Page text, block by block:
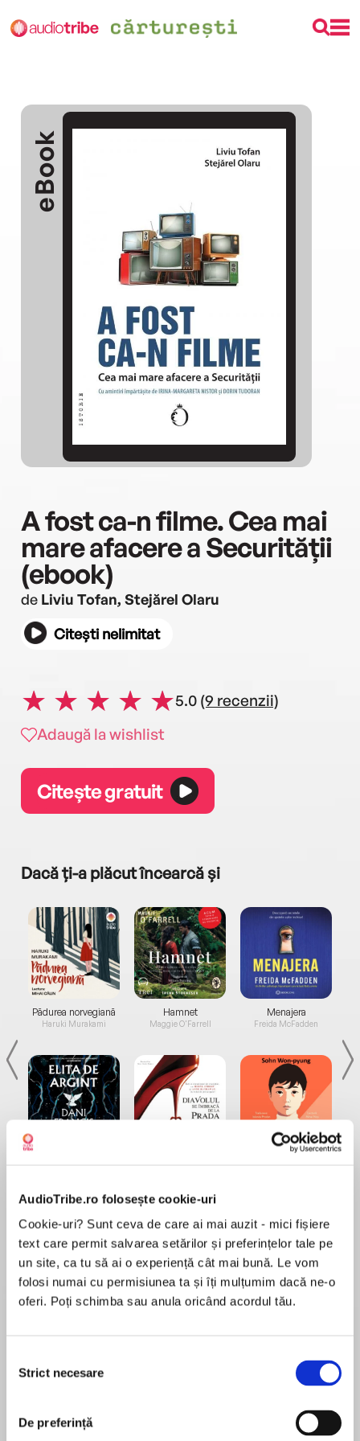
AudioTribe.ro folosește cookie-uri
Cookie-uri? Sunt ceva de care ai mai auzit - mici fișiere
text care permit salvarea setărilor și preferințelor tale pe
un site, ca tu să ai o experiență cât mai bună. Le vom
folosi numai cu permisiunea ta și îți mulțumim dacă ne-o
oferi. Poți schimba sau anula oricând acordul tău.
consimțământului
Strict necesare
De preferință
eBook
A fost ca-n filme. Cea mai
mare afacere a Securității
(ebook)
de Liviu Tofan, Stejărel Olaru
Citești nelimitat
5.0 (9 recenzii)
Adaugă la wishlist
Citește gratuit
Dacă ți-a plăcut încearcă și
Pădurea norvegiană
Haruki Murakami
Hamnet
Maggie O'Farrell
Menajera
Freida McFadden
Desprecarte
Această carte dezvăluie dimensiunile unei
afaceri clandestine derulată pe teritoriul
afacere din care au rezultat zeci de milioane de
cetățean oarecare, un „particular”. În realitate,
a fost gestionată controlată total și exclusiv de
pentru această carte